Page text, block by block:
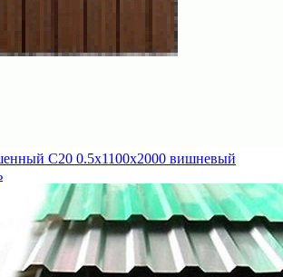
C20 0.5x1100x2000 вишневый